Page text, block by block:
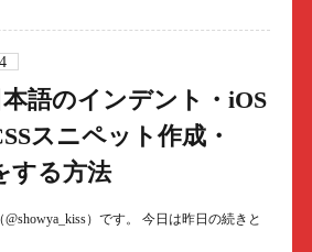
語のインデント・iOS
スニペット作成・
する方法
）です。 今日は昨日の続きと